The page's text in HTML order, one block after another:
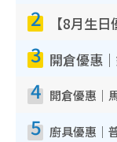
2
3
4
5